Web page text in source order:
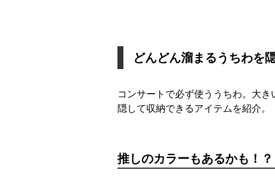
どんどん溜まるうちわを
コンサートで必ず使ううちわ。大
隠して収納できるアイテムを紹介。
推しのカラーもあるかも！